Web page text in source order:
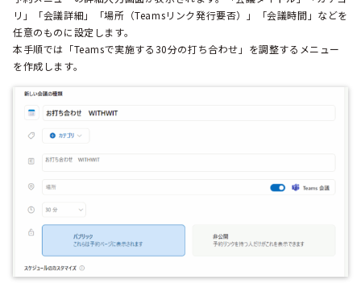
リ」「会議詳細」「場所（Teamsリンク発行要否）」「会議時間」などを
任意のものに設定します。
本手順では「Teamsで実施する30分の打ち合わせ」を調整するメニュー
を作成します。